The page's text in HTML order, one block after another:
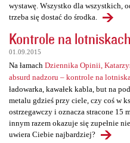
wystawę. Wszystko dla wszystkich,
trzeba się dostać do środka.
Kontrole na
01.09.2015
Na łamach Dziennika Opinii,
absurd nadzoru – kontrole na
ładowarka, kawałek kabla, but na
metalu gdzieś przy ciele, czy coś w
ostrzegawczy i oznacza stracone 15
innym razem okazuje się zupełnie
uwiera Ciebie najbardziej?